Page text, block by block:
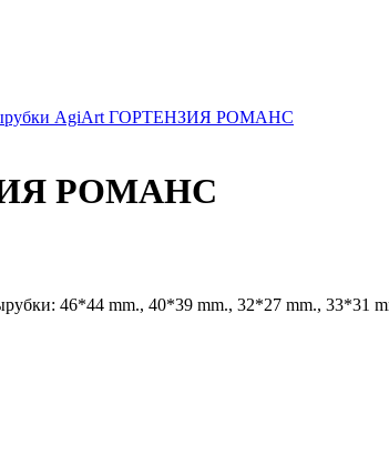
AgiArt ГОРТЕНЗИЯ РОМАНС
РОМАНС
46*44 mm., 40*39 mm., 32*27 mm., 33*31